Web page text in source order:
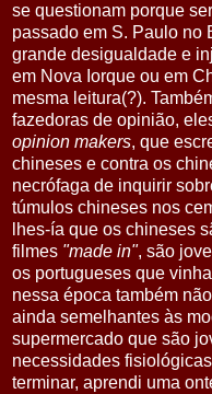
se questionam porque
passado em S. Paulo no
grande desigualdade e
em Nova Iorque ou em
mesma leitura(?).
fazedoras de opinião,
opinion makers, que
chineses e contra os
necrófaga de inquirir
túmulos chineses nos
lhes-ía que os chineses
filmes "made in", são
os portugueses que
nessa época também
ainda semelhantes às
supermercado que são
necessidades
terminar, aprendi uma